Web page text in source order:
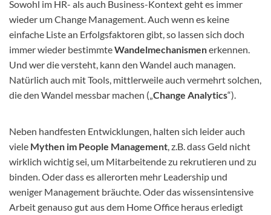
Sowohl im HR- als auch Business-Kontext geht es immer
wieder um Change Management. Auch wenn es keine
einfache Liste an Erfolgsfaktoren gibt, so lassen sich doch
immer wieder bestimmteWandelmechanismenerkennen.
Und wer die versteht, kann den Wandel auch managen.
Natürlich auch mit Tools, mittlerweile auch vermehrt solchen,
die den Wandel messbar machen („Change Analytics“).
Neben handfesten Entwicklungen, halten sich leider auch
viele Mythen im People Management, z.B. dass Geld nicht
wirklich wichtig sei, um Mitarbeitende zu rekrutieren und zu
binden. Oder dass es allerorten mehr Leadership und
weniger Management bräuchte. Oder das wissensintensive
Arbeit genauso gut aus dem Home Office heraus erledigt